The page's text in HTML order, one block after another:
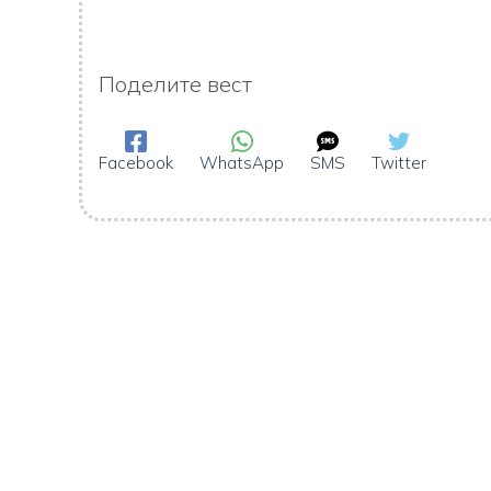
Поделите вест
Facebook WhatsApp SMS Twitter